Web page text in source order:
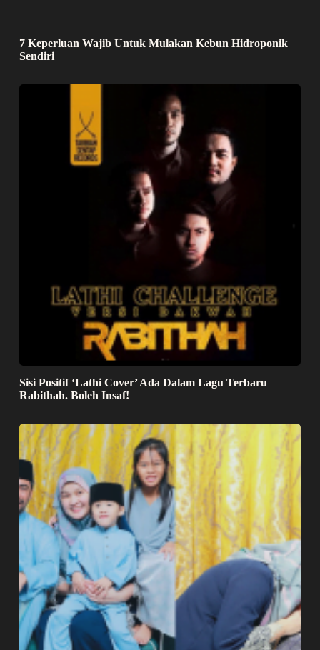
7 Keperluan Wajib Untuk Mulakan Kebun Hidroponik
Sendiri
Sisi Positif ‘Lathi Cover’ Ada Dalam Lagu Terbaru
Rabithah. Boleh Insaf!